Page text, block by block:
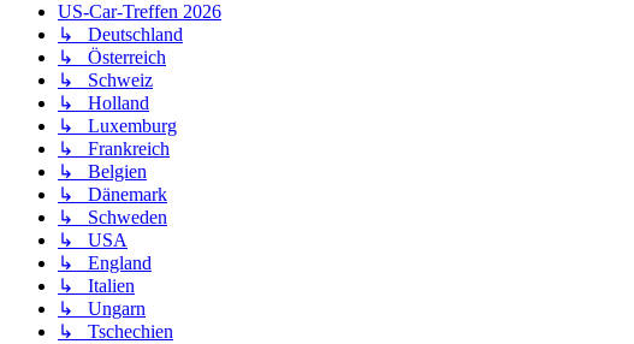
US-Car-Treffen 2026
↳ Deutschland
↳ Österreich
↳ Schweiz
↳ Holland
↳ Luxemburg
↳ Frankreich
↳ Belgien
↳ Dänemark
↳ Schweden
↳ USA
↳ England
↳ Italien
↳ Ungarn
↳ Tschechien